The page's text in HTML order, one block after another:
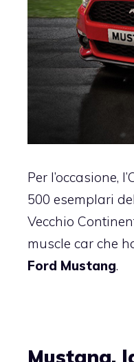
Per l’occasione,
500 esemplari
Vecchio
muscle car che
Ford Mustang.
Mustang,